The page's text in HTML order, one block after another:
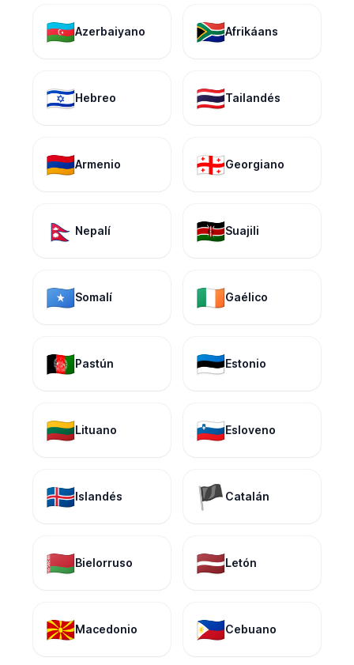
🇦🇿Azerbaiyano 🇿🇦Afrikáans
🇮🇱Hebreo 🇹🇭Tailandés
🇦🇲Armenio 🇬🇪Georgiano
🇳🇵 Nepalí 🇰🇪Suajili
🇸🇴Somalí 🇮🇪Gaélico
🇦🇫Pastún 🇪🇪Estonio
🇱🇹Lituano 🇸🇮Esloveno
🇮🇸Islandés 🏴 Catalán
🇧🇾Bielorruso 🇱🇻Letón
🇲🇰Macedonio 🇵🇭Cebuano